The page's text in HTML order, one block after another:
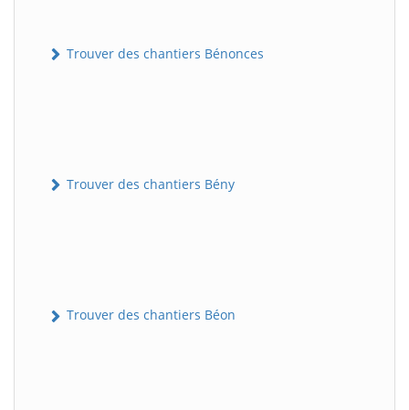
Trouver des chantiers Bénonces
Trouver des chantiers Bény
Trouver des chantiers Béon